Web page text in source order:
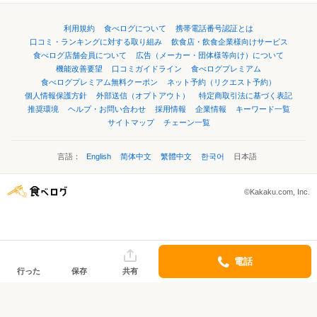
利用規約 食べログについて
携帯電話番号認証とは
口コミ・ランキングに対する取り組み
飲食店・飲食企業様向けサービス
食べログ店舗会員について
広告（メーカー・団体様等向け）について
機能改善要望
口コミガイドライン
食べログプレミアム
食べログプレミアム無料クーポン
ネット予約（リクエスト予約）
個人情報保護方針
外部送信（オプトアウト）
特定商取引法に基づく表記
推奨環境
ヘルプ・お問い合わせ 採用情報 企業情報
キーワード一覧
サイトマップ
チェーン一覧
言語： English 简体中文 繁體中文 한국어 日本語
©Kakaku.com, Inc.
行った 保存 共有
電話